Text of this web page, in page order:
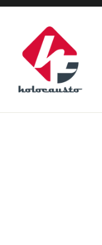
Ir
directamente
contenido